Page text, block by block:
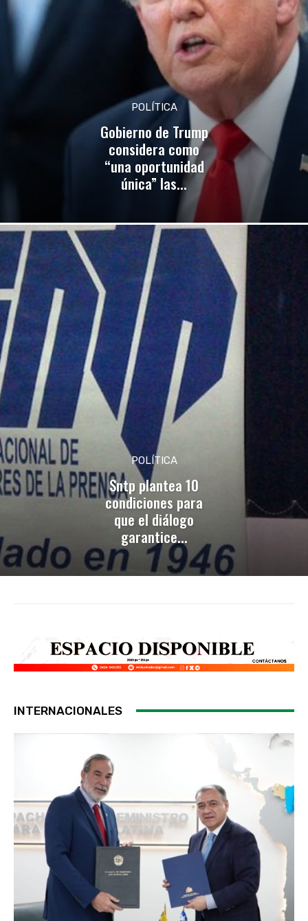
POLÍTICA
Gobierno de Trump
considera como
“una oportunidad
única” las...
POLÍTICA
Sntp plantea 10
condiciones para
que el diálogo
garantice...
INTERNACIONALES